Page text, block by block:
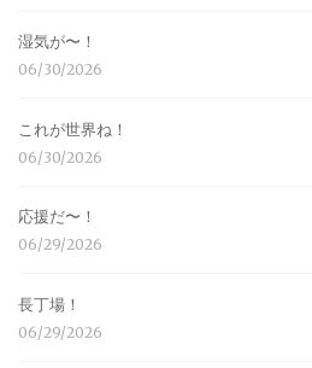
湿気が〜！
06/30/2026
これが世界ね！
06/30/2026
応援だ〜！
06/29/2026
長丁場！
06/29/2026